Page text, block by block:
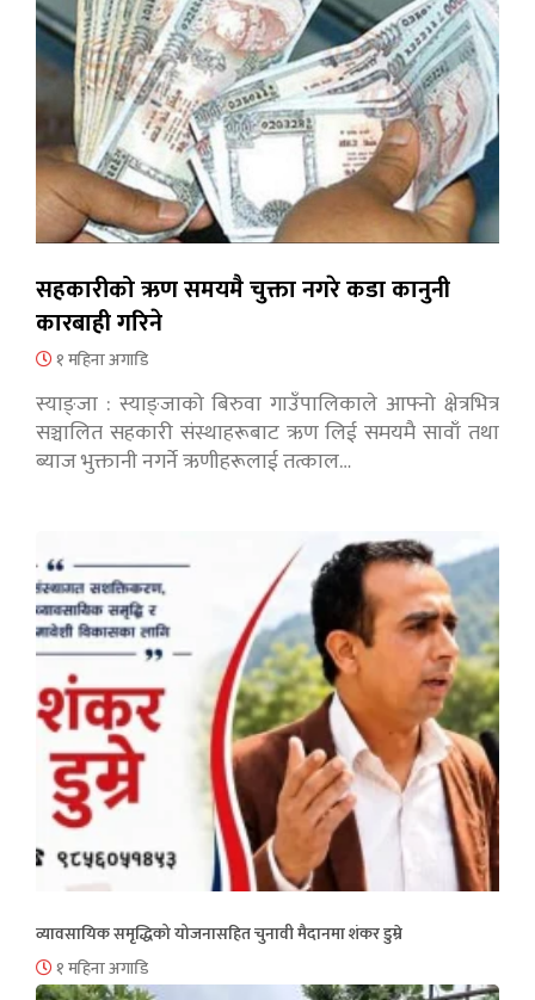
सहकारीको ऋण समयमै चुक्ता नगरे कडा कानुनी
कारबाही गरिने
१ महिना अगाडि
स्याङ्जा : स्याङ्जाको बिरुवा गाउँपालिकाले आफ्नो क्षेत्रभित्र
सञ्चालित सहकारी संस्थाहरूबाट ऋण लिई समयमै सावाँ तथा
ब्याज भुक्तानी नगर्ने ऋणीहरूलाई तत्काल…
व्यावसायिक समृद्धिको योजनासहित चुनावी मैदानमा शंकर डुम्रे
१ महिना अगाडि